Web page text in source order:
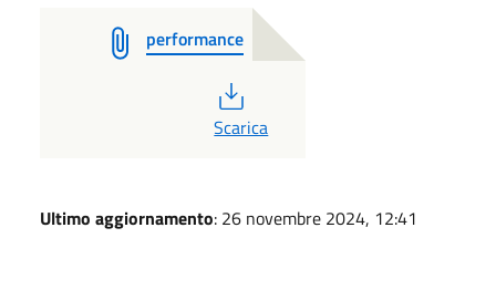
performance
PDF
Scarica
Ultimo aggiornamento: 26 novembre 2024, 12:41